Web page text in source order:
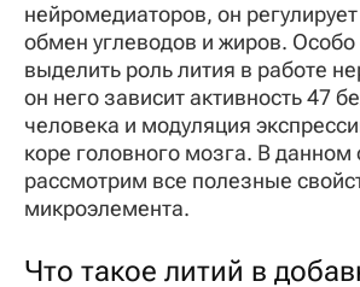
нейромедиаторов, он
обмен углеводов и жиров. Особо
выделить роль лития в работе
он него зависит активность 47
человека и модуляция
коре головного мозга. В данном
рассмотрим все полезные
микроэлемента.
Что такое литий в